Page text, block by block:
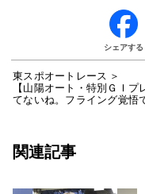
シェアする
東スポオートレース
【山陽オート・特別ＧＩ
てないね。フライング覚悟
関連記事